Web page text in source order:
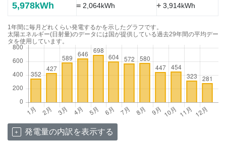
5,978kWh =2,064kWh +3,914kWh
1年間に毎月どれくらい発電するかを示したグラフです。
太陽エネルギー(日射量)のデータには国が提供している過去29年間の平均デー
タを使用しています。
発電量の内訳を表示する